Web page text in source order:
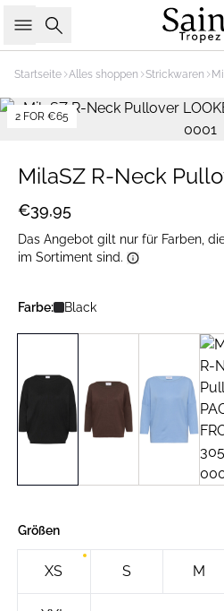
Suche
Startseite Alles shoppen Strickwaren
2 FOR €65
MilaSZ R-Neck
€39,95
Das Angebot gilt nur für Farben,
im Sortiment sind.
Farbe: Black
Größen
XS S M